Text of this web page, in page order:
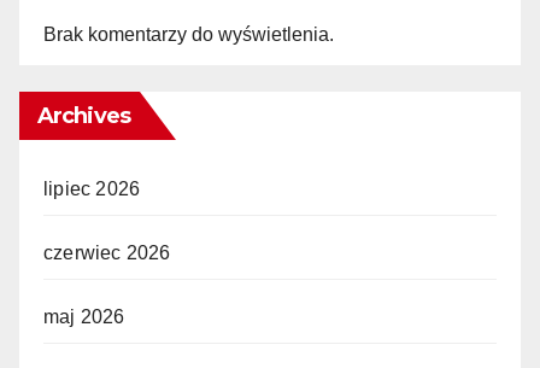
Brak komentarzy do wyświetlenia.
Archives
lipiec 2026
czerwiec 2026
maj 2026